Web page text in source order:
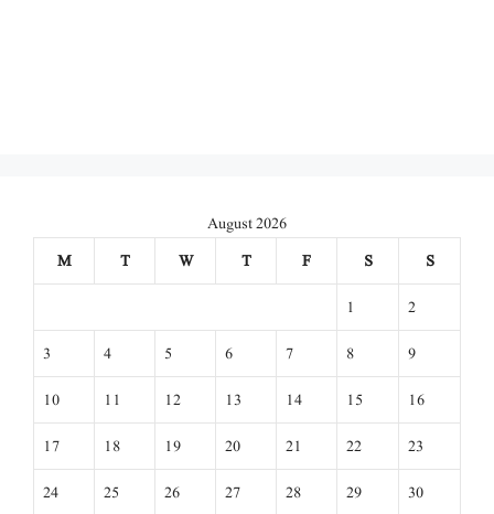
August 2026
M
T W T F S
S
1
2
3
4 5 6 7 8
9
10
11 12 13 14 15
16
17
18 19 20 21 22
23
24
25 26 27 28 29
30